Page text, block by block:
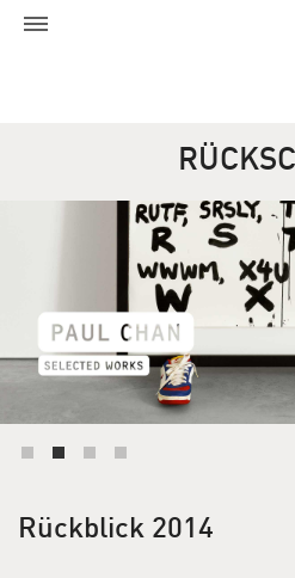
Rückblick 2014